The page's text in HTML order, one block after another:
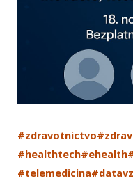
#zdravotnictvo
#healthtech#ehealth
#telemedicina